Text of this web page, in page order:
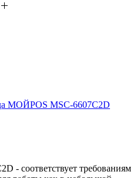
МОЙPOS MSC-6607C2D
- соответствует требованиям